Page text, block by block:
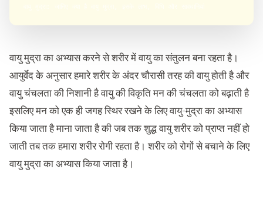
वायु मुद्रा का अभ्यास करने से शरीर में वायु का संतुलन बना रहता है।
आयुर्वेद के अनुसार हमारे शरीर के अंदर चौरासी तरह की वायु होती है और
वायु चंचलता की निशानी है वायु की विकृति मन की चंचलता को बढ़ाती है
इसलिए मन को एक ही जगह स्थिर रखने के लिए वायु-मुद्रा का अभ्यास
किया जाता है माना जाता है की जब तक शुद्ध वायु शरीर को प्राप्त नहीं हो
जाती तब तक हमारा शरीर रोगी रहता है। शरीर को रोगों से बचाने के लिए
वायु मुद्रा का अभ्यास किया जाता है।